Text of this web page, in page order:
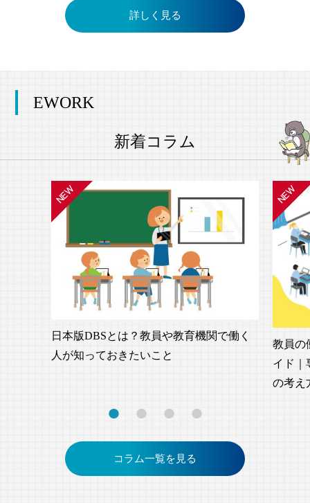
詳しく見る
EWORK
新着コラム
日本版DBSとは？教員や教育機関で働く
人が知っておきたいこと
教員の
イド｜
の考え
コラム一覧を見る